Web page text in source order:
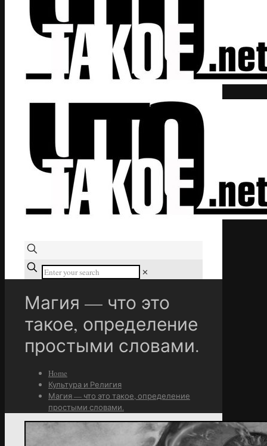
✕
Магия — что это
такое, определение
простыми словами.
Home
Культура и Религия
Магия — что это такое, определение
простыми словами.